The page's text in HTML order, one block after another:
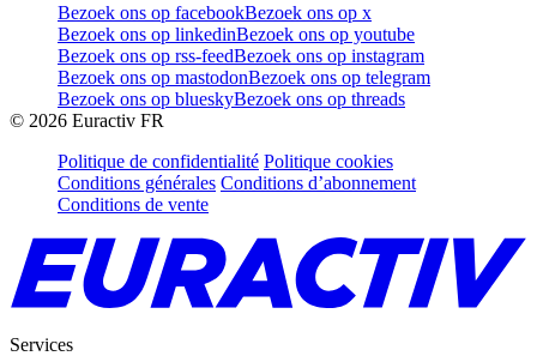
Bezoek ons op facebookBezoek ons op x
Bezoek ons op linkedinBezoek ons op youtube
Bezoek ons op rss-feedBezoek ons op instagram
Bezoek ons op mastodonBezoek ons op telegram
Bezoek ons op blueskyBezoek ons op threads
© 2026 Euractiv FR
Politique de confidentialité Politique cookies
Conditions générales Conditions d’abonnement
Conditions de vente
Services